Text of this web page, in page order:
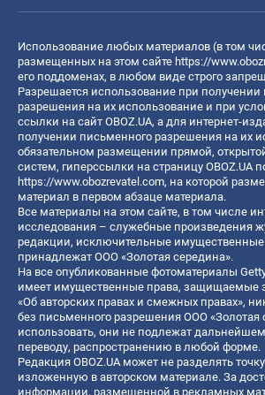
Использование любых материалов (в том
размещенных на этом сайте https://
его поддоменах, в любом виде строго
Разрешается использование при получении
разрешения на их использование и при
ссылки на сайт OBOZ.UA, а для интернет-
получении письменного разрешения на их
обязательном размещении прямой,
систем, гиперссылки на страницу OBOZ.UA
https://www.obozrevatel.com, на которой
материал в первом абзаце материала.
Все материалы на этом сайте, в том числе
исследования – служебные произведения
редакции, исключительные имущественные
принадлежат ООО «Золотая середина».
На все опубликованные фотоматериалы
имеет имущественные права, защищаемые
«Об авторских правах и смежных правах»,
без письменного разрешения ООО «Золотая
использовать, они не подлежат
переводу, распространению в любой форме.
Редакция OBOZ.UA может не разделять
изложенную в авторском материале. За
информации, размещенной в рекламных